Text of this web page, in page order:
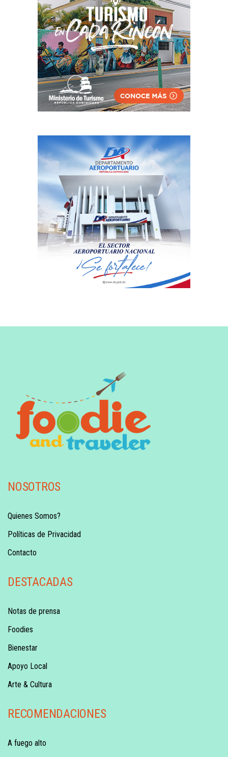
NOSOTROS
Quienes Somos?
Políticas de Privacidad
Contacto
DESTACADAS
Notas de prensa
Foodies
Bienestar
Apoyo Local
Arte & Cultura
RECOMENDACIONES
A fuego alto